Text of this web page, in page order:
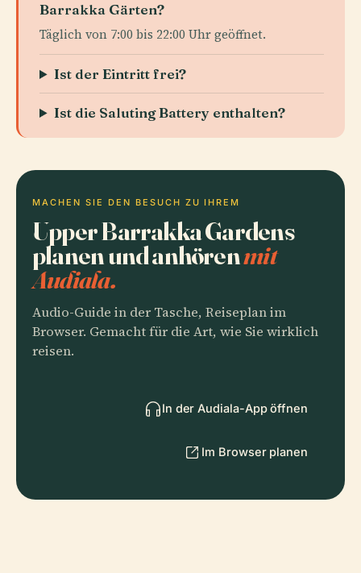
Barrakka Gärten?
Täglich von 7:00 bis 22:00 Uhr geöffnet.
Ist der Eintritt frei?
Ist die Saluting Battery enthalten?
MACHEN SIE DEN BESUCH ZU IHREM
Upper Barrakka Gardens
planen und anhörenmit
Audiala.
Audio-Guide in der Tasche, Reiseplan im
Browser. Gemacht für die Art, wie Sie wirklich
reisen.
In der Audiala-App öffnen
Im Browser planen